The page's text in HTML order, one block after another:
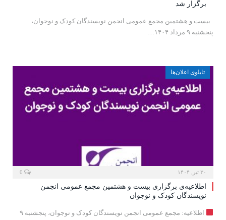
برگزار شد
‍ بیست و هشتمین مجمع عمومی انجمن نویسندگان کودک و نوجوان،
پنجشنبه ۹ مرداد ۱۴۰۴…
تابلوی اعلان‌ها
۳۰ تیر, ۱۴۰۴
اطلاعیه‌ی برگزاری بیست و هشتمین مجمع عمومی انجمن
نویسندگان کودک و نوجوان
اطلاعیه: مجمع عمومی انجمن نویسندگان کودک و نوجوان، پنجشنبه ۹